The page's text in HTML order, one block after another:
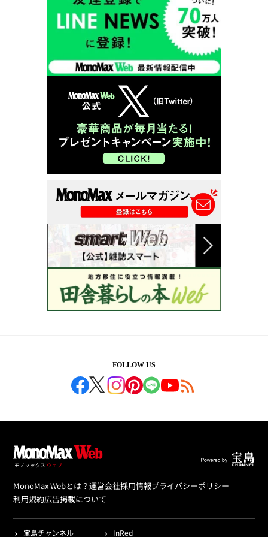
FOLLOW US
MonoMax Webとは？運営会社採用情報プライバシーポリシー
利用規約広告掲載について
宝島チャンネル InRed